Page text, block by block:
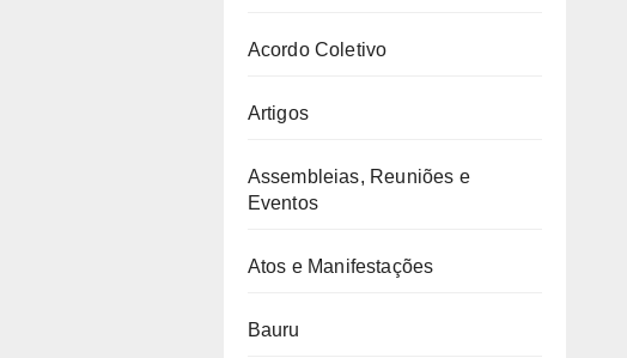
Acordo Coletivo
Artigos
Assembleias, Reuniões e
Eventos
Atos e Manifestações
Bauru